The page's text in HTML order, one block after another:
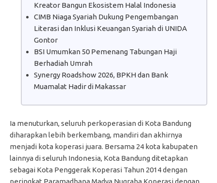
Kreator Bangun Ekosistem Halal Indonesia
CIMB Niaga Syariah Dukung Pengembangan
Literasi dan Inklusi Keuangan Syariah di UNIDA
Gontor
BSI Umumkan 50 Pemenang Tabungan Haji
Berhadiah Umrah
Synergy Roadshow 2026, BPKH dan Bank
Muamalat Hadir di Makassar
Ia menuturkan, seluruh perkoperasian di Kota Bandung
diharapkan lebih berkembang, mandiri dan akhirnya
menjadi kota koperasi juara. Bersama 24 kota kabupaten
lainnya di seluruh Indonesia, Kota Bandung ditetapkan
sebagai Kota Penggerak Koperasi Tahun 2014 dengan
peringkat Paramadhana Madya Nugraha Koperasi dengan